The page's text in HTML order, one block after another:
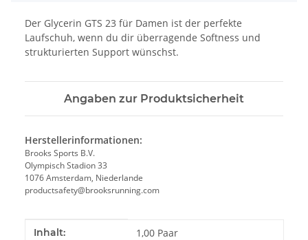
Der Glycerin GTS 23 für Damen ist der perfekte
Laufschuh, wenn du dir überragende Softness und
strukturierten Support wünschst.
Angaben zur Produktsicherheit
Herstellerinformationen:
Brooks Sports B.V.
Olympisch Stadion 33
1076 Amsterdam, Niederlande
productsafety@brooksrunning.com
Produkteigenschaft
Wert
Inhalt: 1,00 Paar